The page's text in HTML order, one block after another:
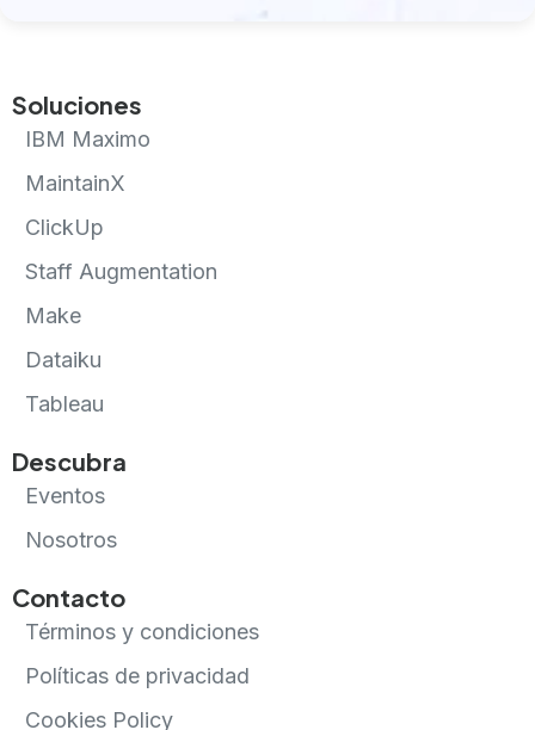
Soluciones
IBM Maximo
MaintainX
ClickUp
Staff Augmentation
Make
Dataiku
Tableau
Descubra
Eventos
Nosotros
Contacto
Términos y condiciones
Políticas de privacidad
Cookies Policy